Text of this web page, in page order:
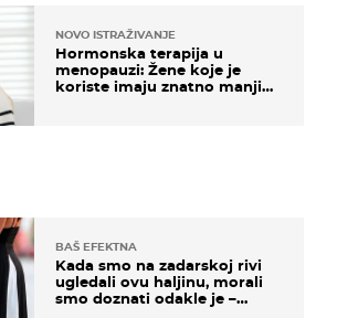
NOVO ISTRAŽIVANJE
Hormonska terapija u
menopauzi: Žene koje je
koriste imaju znatno manji
BAŠ EFEKTNA
Kada smo na zadarskoj rivi
ugledali ovu haljinu, morali
smo doznati odakle je –